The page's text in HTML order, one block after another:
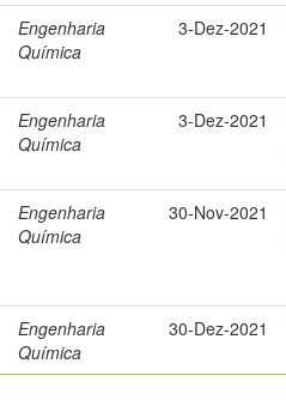
Engenharia
Química
3-Dez-2021
Engenharia
Química
3-Dez-2021
Engenharia
Química
30-Nov-2021
Engenharia
Química
30-Dez-2021